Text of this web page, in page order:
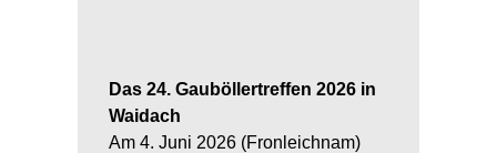
Das 24. Gauböllertreffen 2026 in
Waidach
Am 4. Juni 2026 (Fronleichnam)